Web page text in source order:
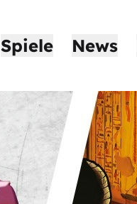
Spiele News